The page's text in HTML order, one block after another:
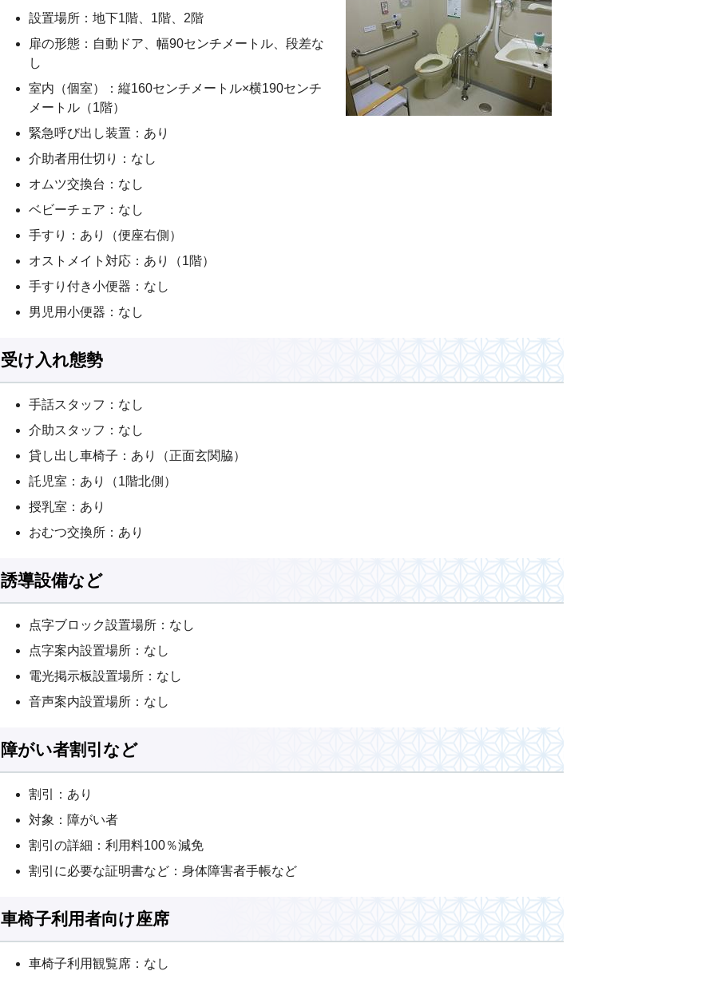
設置場所：地下1階、1階、2階
扉の形態：自動ドア、幅90センチメートル、段差な
し
室内（個室）：縦160センチメートル×横190センチ
メートル（1階）
緊急呼び出し装置：あり
介助者用仕切り：なし
オムツ交換台：なし
ベビーチェア：なし
手すり：あり（便座右側）
オストメイト対応：あり（1階）
手すり付き小便器：なし
男児用小便器：なし
受け入れ態勢
手話スタッフ：なし
介助スタッフ：なし
貸し出し車椅子：あり（正面玄関脇）
託児室：あり（1階北側）
授乳室：あり
おむつ交換所：あり
誘導設備など
点字ブロック設置場所：なし
点字案内設置場所：なし
電光掲示板設置場所：なし
音声案内設置場所：なし
障がい者割引など
割引：あり
対象：障がい者
割引の詳細：利用料100％減免
割引に必要な証明書など：身体障害者手帳など
車椅子利用者向け座席
車椅子利用観覧席：なし